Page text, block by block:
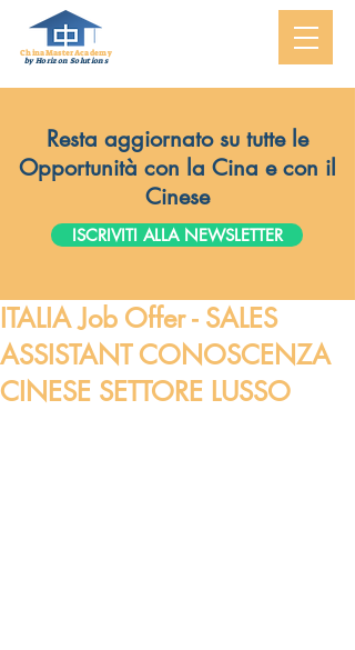
ChinaMasterAcademy
by Horizon Solutions
Resta aggiornato su tutte le
Opportunità con la Cina e con il
Cinese
ISCRIVITI ALLA NEWSLETTER
ITALIA Job Offer - SALES
ASSISTANT CONOSCENZA
CINESE SETTORE LUSSO